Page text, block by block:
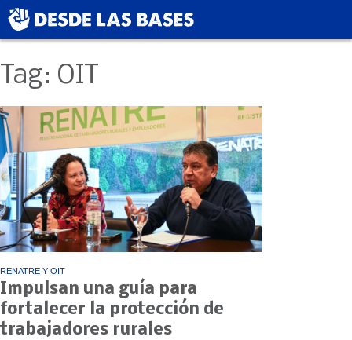
Tag: OIT
RENATRE Y OIT
Impulsan una guía para
fortalecer la protección de
trabajadores rurales